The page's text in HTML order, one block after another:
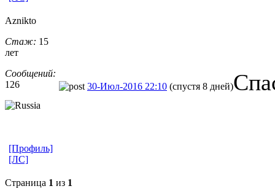
Aznikto
Стаж: 15
лет
Сообщений:
126
30-Июл-2016 22:10 (спустя 8 дней)
[Профиль]
[ЛС]
Страница 1 из 1